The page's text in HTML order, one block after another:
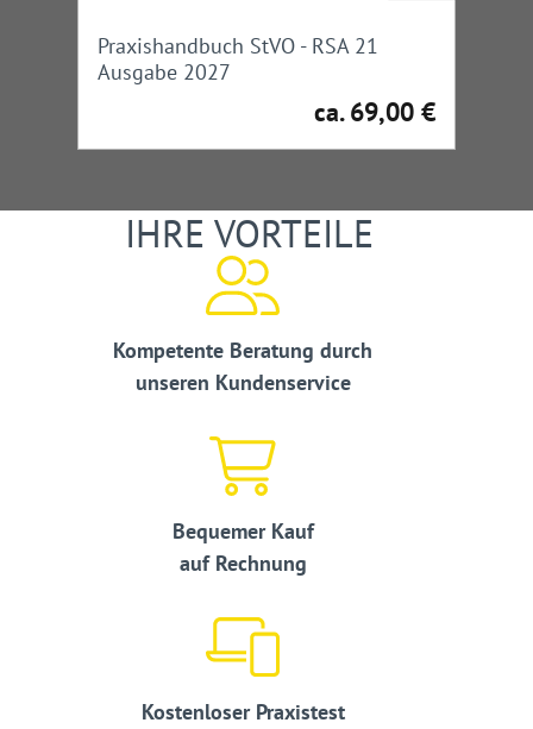
Praxishandbuch StVO - RSA 21
Ausgabe 2027
Regulärer Preis:
ca. 69,00 €
IHRE VORTEILE
Kompetente Beratung durch
unseren Kundenservice
Bequemer Kauf
auf Rechnung
Kostenloser Praxistest